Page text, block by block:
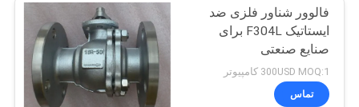
دو قفل و دریچه
خونریزی
16
فالوور شناور فلزی ضد
ایستاتیک F304L برای
صنایع صنعتی
300USD MOQ:1 کامپیوتر
تماس